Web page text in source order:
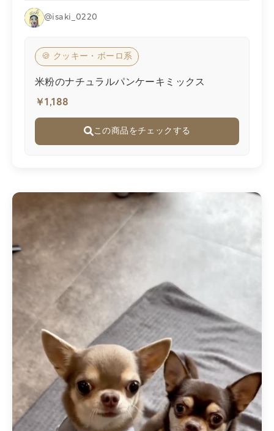
@isaki_0220
🍪 クッキー・ボーロ系
米粉のナチュラルパンケーキミックス
￥1,188
この商品をチェックする